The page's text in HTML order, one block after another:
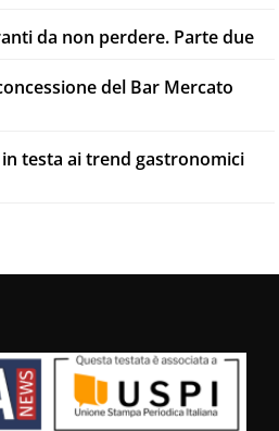
da non perdere. Parte due
del Bar Mercato
testa ai trend gastronomici